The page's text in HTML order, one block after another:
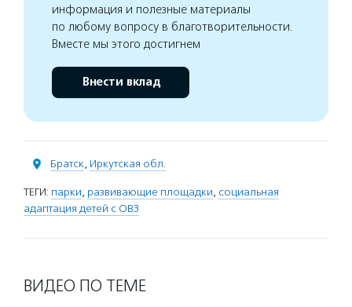
информация и полезные материалы
по любому вопросу в благотворительности.
Вместе мы этого достигнем
Внести вклад
Братск, Иркутская обл.
ТЕГИ: парки, развивающие площадки, социальная
адаптация детей с ОВЗ
ВИДЕО ПО ТЕМЕ